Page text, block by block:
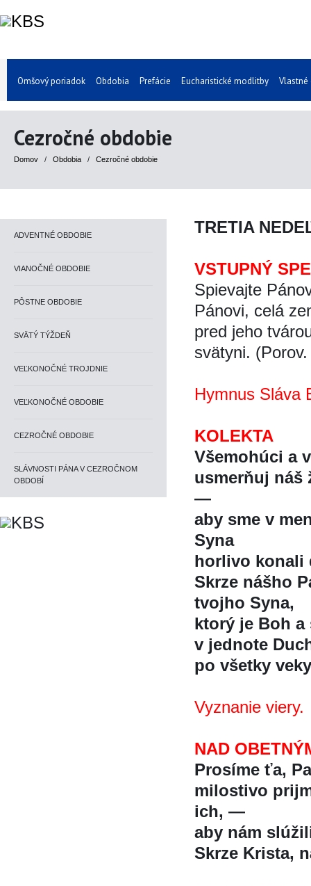
Omšový poriadok Obdobia Prefácie Eucharistické modlitby Vlastné
Cezročné obdobie
Domov / Obdobia / Cezročné obdobie
ADVENTNÉ OBDOBIE
VIANOČNÉ OBDOBIE
PÔSTNE OBDOBIE
SVÄTÝ TÝŽDEŇ
VEĽKONOČNÉ TROJDNIE
VEĽKONOČNÉ OBDOBIE
CEZROČNÉ OBDOBIE
SLÁVNOSTI PÁNA V CEZROČNOM
OBDOBÍ
TRETIA
VSTUPNÝ
Spievajte
Pánovi, celá
pred jeho
svätyni.
Hymnus Sláva
KOLEKTA
Všemohúci a
usmerňuj náš
—
aby sme v
Syna
horlivo konali
Skrze nášho
tvojho Syna,
ktorý je Boh
v jednote
po všetky
Vyznanie viery.
NAD
Prosíme ťa,
milostivo
ich, —
aby nám
Skrze Krista,